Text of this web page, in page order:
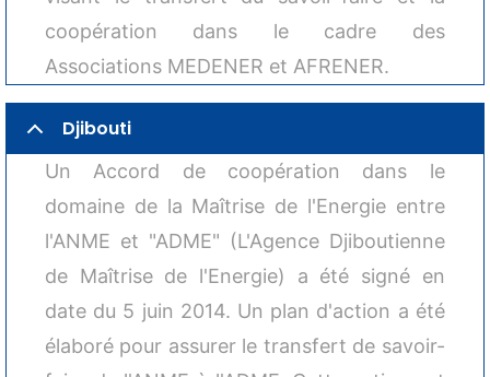
coopération dans le cadre des
Associations MEDENER et AFRENER.
Djibouti
Un Accord de coopération dans le
domaine de la Maîtrise de l'Energie entre
l'ANME et "ADME" (L'Agence Djiboutienne
de Maîtrise de l'Energie) a été signé en
date du 5 juin 2014. Un plan d'action a été
élaboré pour assurer le transfert de savoir-